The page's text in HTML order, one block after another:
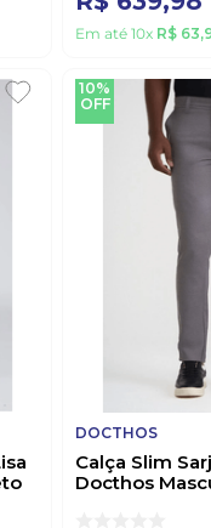
Em até10x R$ 63,
10%
OFF
DOCTHOS
Calça Slim
Docthos